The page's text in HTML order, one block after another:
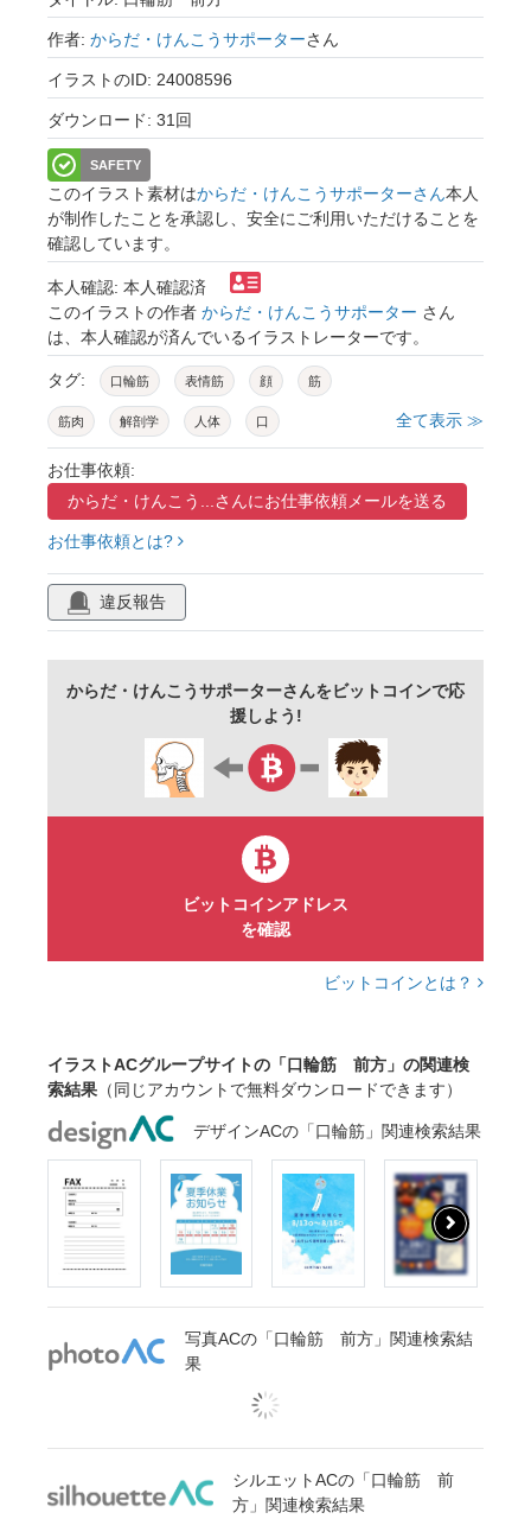
作者: からだ・けんこうサポーターさん
イラストのID: 24008596
ダウンロード: 31回
SAFETY
このイラスト素材はからだ・けんこうサポーターさん本人
が制作したことを承認し、安全にご利用いただけることを
確認しています。
本人確認: 本人確認済
このイラストの作者 からだ・けんこうサポーター さん
は、本人確認が済んでいるイラストレーターです。
タグ: 口輪筋 表情筋 顔 筋
筋肉 解剖学 人体 口 全て表示 ≫
お仕事依頼:
からだ・けんこう...さんにお仕事依頼メールを送る
お仕事依頼とは?
違反報告
からだ・けんこうサポーターさんをビットコインで応
援しよう!
ビットコインアドレス
を確認
ビットコインとは？
イラストACグループサイトの「口輪筋 前方」の関連検
索結果 （同じアカウントで無料ダウンロードできます）
デザインACの「口輪筋」関連検索結果
写真ACの「口輪筋 前方」関連検索結
果
シルエットACの「口輪筋 前
方」関連検索結果